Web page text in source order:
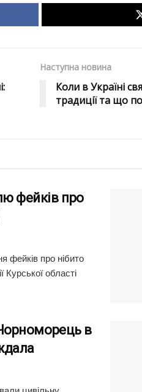
Наступна новина
Коли в Україні
традиції та що
фейків про
фейків про нібито
Курської області
в